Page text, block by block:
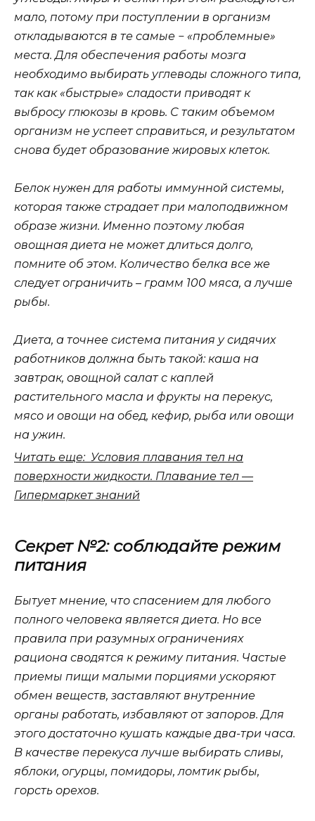
мало, потому при поступлении в организм
откладываются в те самые − «проблемные»
места. Для обеспечения работы мозга
необходимо выбирать углеводы сложного типа,
так как «быстрые» сладости приводят к
выбросу глюкозы в кровь. С таким объемом
организм не успеет справиться, и результатом
снова будет образование жировых клеток.
Белок нужен для работы иммунной системы,
которая также страдает при малоподвижном
образе жизни. Именно поэтому любая
овощная диета не может длиться долго,
помните об этом. Количество белка все же
следует ограничить – грамм 100 мяса, а лучше
рыбы.
Диета, а точнее система питания у сидячих
работников должна быть такой: каша на
завтрак, овощной салат с каплей
растительного масла и фрукты на перекус,
мясо и овощи на обед, кефир, рыба или овощи
на ужин.
Читать еще: Условия плавания тел на
поверхности жидкости. Плавание тел —
Гипермаркет знаний
Секрет №2: соблюдайте режим
питания
Бытует мнение, что спасением для любого
полного человека является диета. Но все
правила при разумных ограничениях
рациона сводятся к режиму питания. Частые
приемы пищи малыми порциями ускоряют
обмен веществ, заставляют внутренние
органы работать, избавляют от запоров. Для
этого достаточно кушать каждые два-три часа.
В качестве перекуса лучше выбирать сливы,
яблоки, огурцы, помидоры, ломтик рыбы,
горсть орехов.